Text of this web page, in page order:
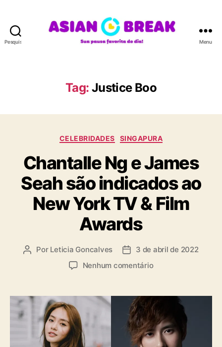
Pesquisar
A
N
R
A
Menu
Tag: Justice Boo
C
t
e
g
o
r
i
a
CELEBRIDADES SINGAPURA
Chantalle Ng e James
Seah são indicados ao
New York TV & Film
Awards
A
r
Por Leticia Goncalves
D
d
p
u
b
3 de abril de 2022
Nenhum comentárioe
h
a
n
t
a